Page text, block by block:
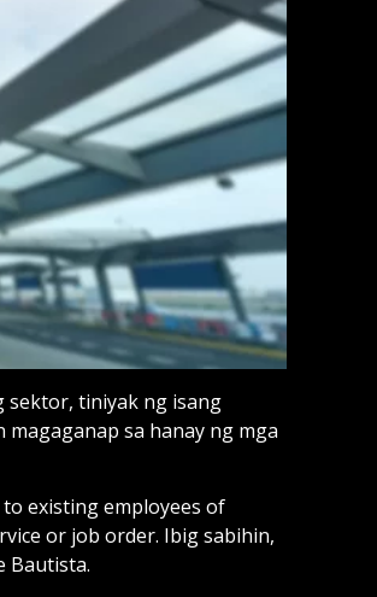
sektor, tiniyak ng isang
sa hanay ng mga
existing employees of
or job order. Ibig sabihin,
Bautista.